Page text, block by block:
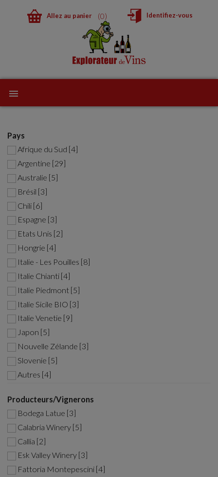
0
Allez au panier Identifiez-vous
Pays
Afrique du Sud [4]
Argentine [29]
Australie [5]
Brésil [3]
Chili [6]
Espagne [3]
Etats Unis [2]
Hongrie [4]
Italie - Les Pouilles [8]
Italie Chianti [4]
Italie Piedmont [5]
Italie Sicile BIO [3]
Italie Venetie [9]
Japon [5]
Nouvelle Zélande [3]
Slovenie [5]
Autres [4]
Producteurs/Vignerons
Bodega Latue [3]
Calabria Winery [5]
Callia [2]
Esk Valley Winery [3]
Fattoria Montepescini [4]